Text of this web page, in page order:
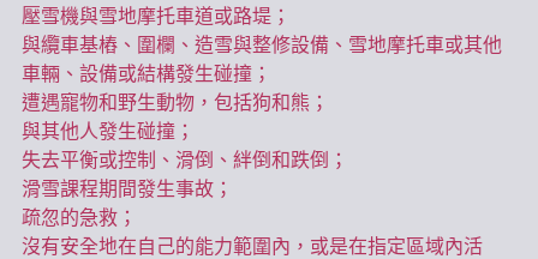
壓雪機與雪地摩托車道或路堤；
與纜車基樁、圍欄、造雪與整修設備、雪地摩托車或其他
車輛、設備或結構發生碰撞；
遭遇寵物和野生動物，包括狗和熊；
與其他人發生碰撞；
失去平衡或控制、滑倒、絆倒和跌倒；
滑雪課程期間發生事故；
疏忽的急救；
沒有安全地在自己的能力範圍內，或是在指定區域內活